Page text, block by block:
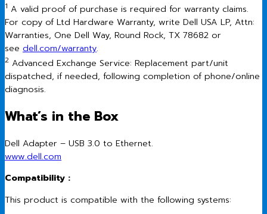
1 A valid proof of purchase is required for warranty claims.
For copy of Ltd Hardware Warranty, write Dell USA LP, Attn:
Warranties, One Dell Way, Round Rock, TX 78682 or
see dell.com/warranty.
2 Advanced Exchange Service: Replacement part/unit
dispatched, if needed, following completion of phone/online
diagnosis.
What’s in the Box
Dell Adapter – USB 3.0 to Ethernet.
www.dell.com
Compatibility :
This product is compatible with the following systems: